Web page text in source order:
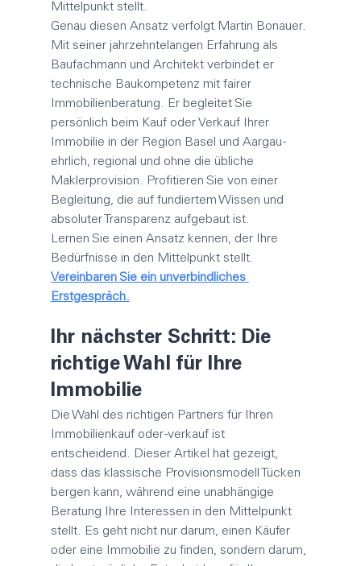
Mittelpunkt stellt.
Genau diesen Ansatz verfolgt Martin Bonauer.
Mit seiner jahrzehntelangen Erfahrung als
Baufachmann und Architekt verbindet er
technische Baukompetenz mit fairer
Immobilienberatung. Er begleitet Sie
persönlich beim Kauf oder Verkauf Ihrer
Immobilie in der Region Basel und Aargau -
ehrlich, regional und ohne die übliche
Maklerprovision. Profitieren Sie von einer
Begleitung, die auf fundiertem Wissen und
absoluter Transparenz aufgebaut ist.
Lernen Sie einen Ansatz kennen, der Ihre
Bedürfnisse in den Mittelpunkt stellt.
Vereinbaren Sie ein unverbindliches
Erstgespräch.
Ihr nächster Schritt: Die
richtige Wahl für Ihre
Immobilie
Die Wahl des richtigen Partners für Ihren
Immobilienkauf oder -verkauf ist
entscheidend. Dieser Artikel hat gezeigt,
dass das klassische Provisionsmodell Tücken
bergen kann, während eine unabhängige
Beratung Ihre Interessen in den Mittelpunkt
stellt. Es geht nicht nur darum, einen Käufer
oder eine Immobilie zu finden, sondern darum,